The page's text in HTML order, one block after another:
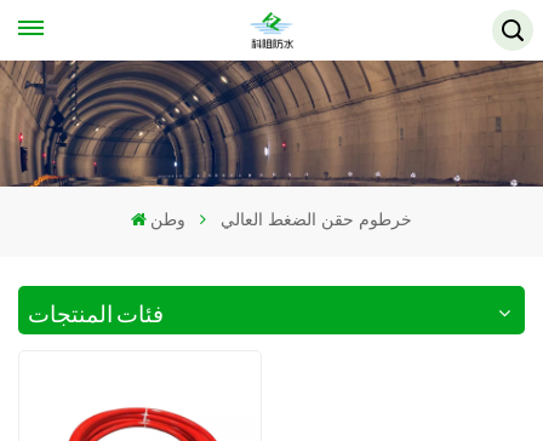
وطن خرطوم حقن الضغط العالي
فئات المنتجات